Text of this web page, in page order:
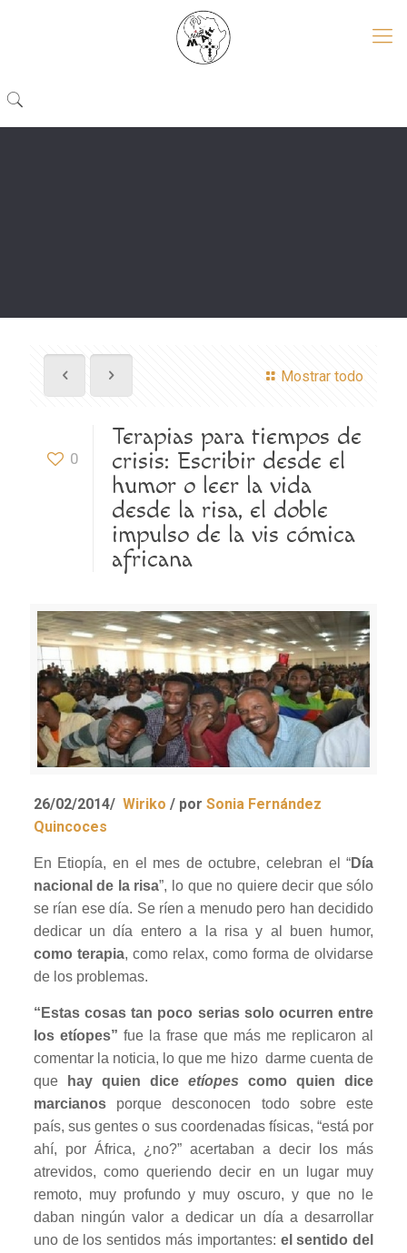
Mostrar todo
0
Terapias para tiempos de
crisis: Escribir desde el
humor o leer la vida
desde la risa, el doble
impulso de la vis cómica
africana
26/02/2014/ Wiriko / por Sonia Fernández
Quincoces
En Etiopía, en el mes de octubre, celebran el “Día
nacional de la risa”, lo que no quiere decir que sólo
se rían ese día. Se ríen a menudo pero han decidido
dedicar un día entero a la risa y al buen humor,
como terapia, como relax, como forma de olvidarse
de los problemas.
“Estas cosas tan poco serias solo ocurren entre
los etíopes” fue la frase que más me replicaron al
comentar la noticia, lo que me hizo darme cuenta de
que
hay quien diceetíopes como quien dice
marcianosporque desconocen todo sobre este
país, sus gentes o sus coordenadas físicas, “está por
ahí, por África, ¿no?” acertaban a decir los más
atrevidos, como queriendo decir en un lugar muy
remoto, muy profundo y muy oscuro, y que no le
daban ningún valor a dedicar un día a desarrollar
uno de los sentidos más importantes: el sentido del